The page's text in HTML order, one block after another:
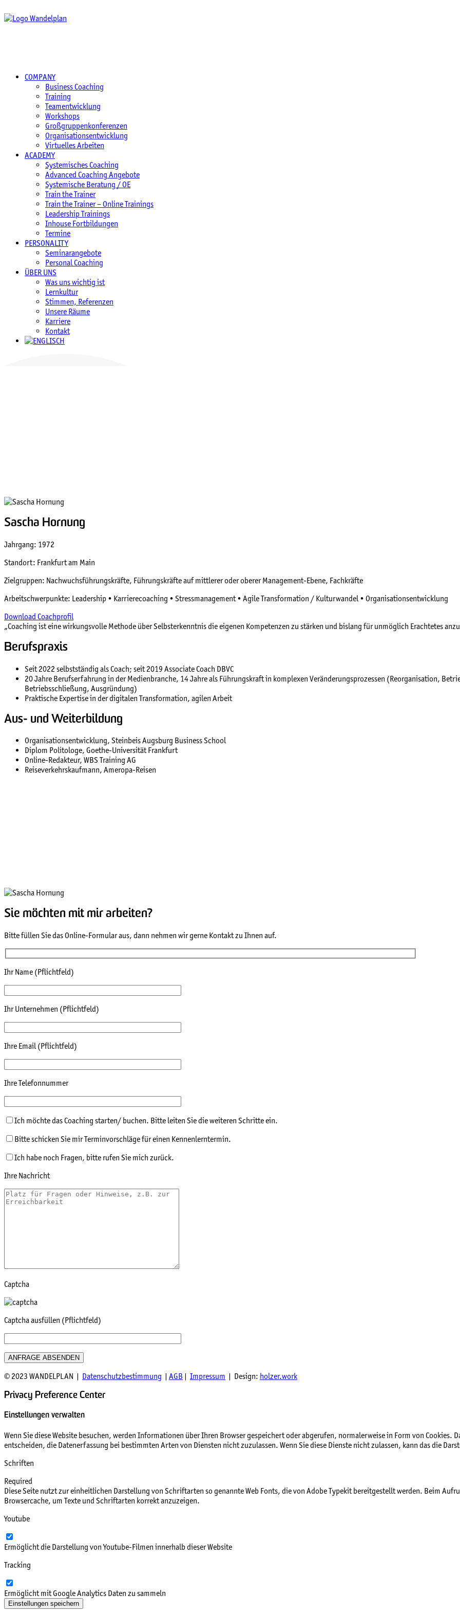
COMPANY
Business Coaching
Training
Teamentwicklung
Workshops
Großgruppenkonferenzen
Organisationsentwicklung
Virtuelles Arbeiten
ACADEMY
Systemisches Coaching
Advanced Coaching Angebote
Systemische Beratung / OE
Train the Trainer
Train the Trainer – Online Trainings
Leadership Trainings
Inhouse Fortbildungen
Termine
PERSONALITY
Seminarangebote
Personal Coaching
ÜBER UNS
Was uns wichtig ist
Lernkultur
Stimmen, Referenzen
Unsere Räume
Karriere
Kontakt
Sascha Hornung
Jahrgang: 1972
Standort: Frankfurt am Main
Zielgruppen: Nachwuchsführungskräfte, Führungskräfte auf mittlerer oder oberer Management-Ebene, Fachkräfte
Arbeitschwerpunkte: Leadership • Karrierecoaching • Stressmanagement • Agile Transformation / Kulturwandel • Organisationsentwicklung
Download Coachprofil
„Coaching ist eine wirkungsvolle Methode über Selbsterkenntnis die eigenen Kompetenzen zu stärken und bislang für unmöglich Erachtetes
Berufspraxis
Seit 2022 selbstständig als Coach; seit 2019 Associate Coach DBVC
20 Jahre Berufserfahrung in der Medienbranche, 14 Jahre als Führungskraft in komplexen Veränderungsprozessen (Reorganisation,
Betriebsschließung, Ausgründung)
Praktische Expertise in der digitalen Transformation, agilen Arbeit
Aus- und Weiterbildung
Organisationsentwicklung, Steinbeis Augsburg Business School
Diplom Politologe, Goethe-Universität Frankfurt
Online-Redakteur, WBS Training AG
Reiseverkehrskaufmann, Ameropa-Reisen
Sie möchten mit mir arbeiten?
Bitte füllen Sie das Online-Formular aus, dann nehmen wir gerne Kontakt zu Ihnen auf.
Ihr Name (Pflichtfeld)
Ihr Unternehmen (Pflichtfeld)
Ihre Email (Pflichtfeld)
Ihre Telefonnummer
Ich möchte das Coaching starten/ buchen. Bitte leiten Sie die weiteren Schritte ein.
Bitte schicken Sie mir Terminvorschläge für einen Kennenlerntermin.
Ich habe noch Fragen, bitte rufen Sie mich zurück.
Ihre Nachricht
Captcha
Captcha ausfüllen (Pflichtfeld)
© 2023 WANDELPLAN | Datenschutzbestimmung | AGB | Impressum | Design: holzer.work
Privacy Preference Center
Einstellungen verwalten
Wenn Sie diese Website besuchen, werden Informationen über Ihren Browser gespeichert oder abgerufen, normalerweise in Form von Cookies.
entscheiden, die Datenerfassung bei bestimmten Arten von Diensten nicht zuzulassen. Wenn Sie diese Dienste nicht zulassen, kann das die
Schriften
Required
Diese Seite nutzt zur einheitlichen Darstellung von Schriftarten so genannte Web Fonts, die von Adobe Typekit bereitgestellt werden. Beim
Browsercache, um Texte und Schriftarten korrekt anzuzeigen.
Youtube
Ermöglicht die Darstellung von Youtube-Filmen innerhalb dieser Website
Tracking
Ermöglicht mit Google Analytics Daten zu sammeln